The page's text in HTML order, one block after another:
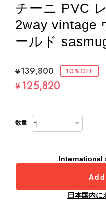
チーニ PVC
2way vintage
ールド
¥139,800 10%OFF
¥125,820
数量
International
日本国内に